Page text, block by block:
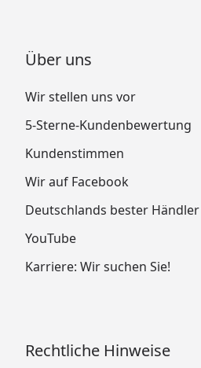
Über uns
Wir stellen uns vor
5-Sterne-Kundenbewertung
Kundenstimmen
Wir auf Facebook
Deutschlands bester Händler
YouTube
Karriere: Wir suchen Sie!
Rechtliche Hinweise